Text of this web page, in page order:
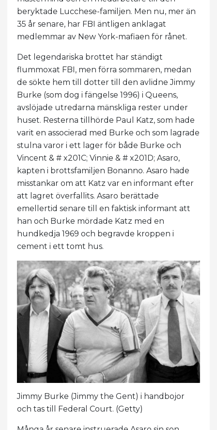
beryktade Lucchese-familjen. Men nu, mer än
35 år senare, har FBI äntligen anklagat
medlemmar av New York-mafiaen för rånet.
Det legendariska brottet har ständigt
flummoxat FBI, men förra sommaren, medan
de sökte hem till dotter till den avlidne Jimmy
Burke (som dog i fängelse 1996) i Queens,
avslöjade utredarna mänskliga rester under
huset. Resterna tillhörde Paul Katz, som hade
varit en associerad med Burke och som lagrade
stulna varor i ett lager för både Burke och
Vincent & # x201C; Vinnie & # x201D; Asaro,
kapten i brottsfamiljen Bonanno. Asaro hade
misstankar om att Katz var en informant efter
att lagret överfallits. Asaro berättade
emellertid senare till en faktisk informant att
han och Burke mördade Katz med en
hundkedja 1969 och begravde kroppen i
cement i ett tomt hus.
Jimmy Burke (Jimmy the Gent) i handbojor
och tas till Federal Court. (Getty)